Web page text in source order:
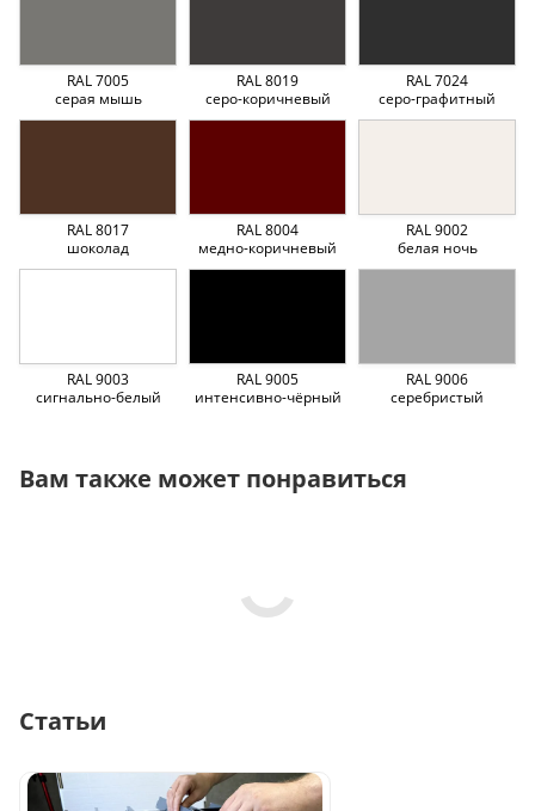
RAL 7005
серая мышь
RAL 8019
серо-коричневый
RAL 7024
серо-графитный
RAL 8017
шоколад
RAL 8004
медно-коричневый
RAL 9002
белая ночь
RAL 9003
сигнально-белый
RAL 9005
интенсивно-чёрный
RAL 9006
серебристый
Вам также может понравиться
Статьи